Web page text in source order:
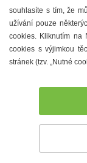
Prohlášení o
souhlasíte s tím, že
užívání pouze
cookies. Kliknutím na
cookies s výjimkou
stránek (tzv. „Nutné